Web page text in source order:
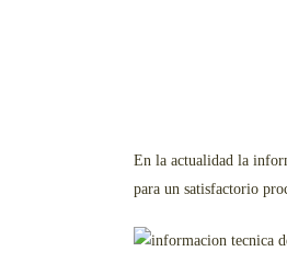
En la actualidad la
para un satisfactorio